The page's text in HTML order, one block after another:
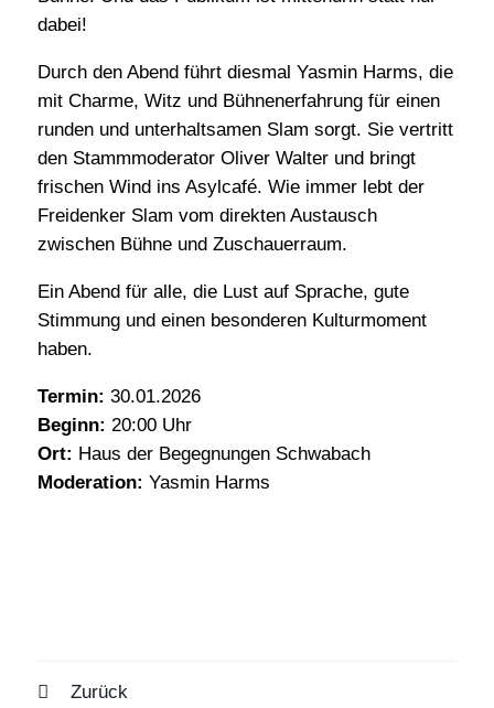
dabei!
Durch den Abend führt diesmal Yasmin Harms, die
mit Charme, Witz und Bühnenerfahrung für einen
runden und unterhaltsamen Slam sorgt. Sie vertritt
den Stammmoderator Oliver Walter und bringt
frischen Wind ins Asylcafé. Wie immer lebt der
Freidenker Slam vom direkten Austausch
zwischen Bühne und Zuschauerraum.
Ein Abend für alle, die Lust auf Sprache, gute
Stimmung und einen besonderen Kulturmoment
haben.
Termin: 30.01.2026
Beginn: 20:00 Uhr
Ort: Haus der Begegnungen Schwabach
Moderation: Yasmin Harms
PrevZurückNext